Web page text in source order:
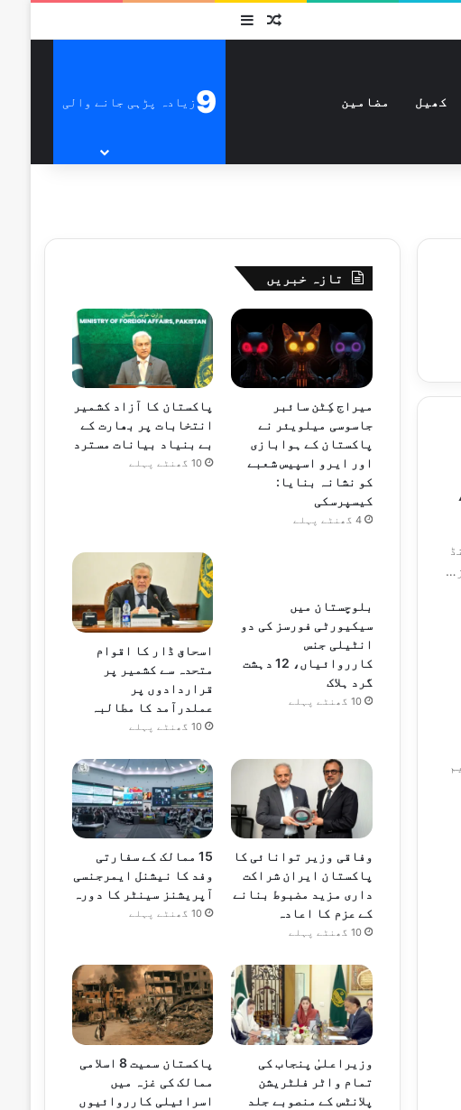
متفرق
کھیل مضامین 9زیادہ پڑہی جانے والی
تازہ خبریں
میراج کِٹن سائبر
جاسوسی میلویئر نے
پاکستان کے ہوابازی
اور ایرو اسپیس شعبے
کو نشانہ بنایا:
کیسپرسکی
4 گھنٹے پہلے
پاکستان کا آزاد کشمیر
انتخابات پر بھارت کے
بے بنیاد بیانات مسترد
10 گھنٹے پہلے
بلوچستان میں
سیکیورٹی فورسز کی دو
انٹیلی جنس
کارروائیاں، 12 دہشت
گرد ہلاک
10 گھنٹے پہلے
اسحاق ڈار کا اقوام
متحدہ سے کشمیر پر
قراردادوں پر
عملدرآمد کا مطالبہ
10 گھنٹے پہلے
وفاقی وزیر توانائی کا
پاکستان ایران شراکت
داری مزید مضبوط بنانے
کے عزم کا اعادہ
10 گھنٹے پہلے
15 ممالک کے سفارتی
وفد کا نیشنل ایمرجنسی
آپریشنز سینٹر کا دورہ
10 گھنٹے پہلے
وزیراعلیٰ پنجاب کی
تمام واٹر فلٹریشن
پلانٹس کے منصوبے جلد
پاکستان سمیت 8 اسلامی
ممالک کی غزہ میں
اسرائیلی کارروائیوں